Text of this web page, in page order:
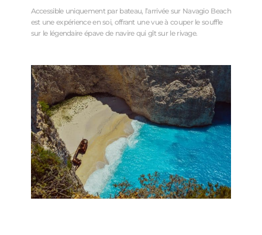
Accessible uniquement par bateau, l’arrivée sur Navagio Beach
est une expérience en soi, offrant une vue à couper le souffle
sur le légendaire épave de navire qui gît sur le rivage.